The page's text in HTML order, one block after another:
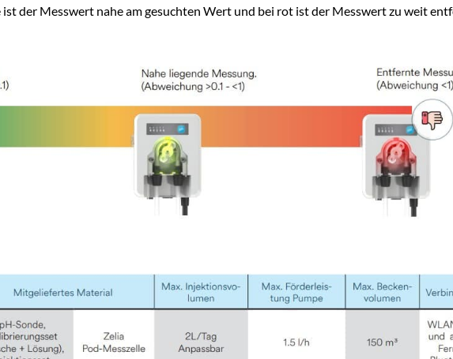
ist der Messwert nahe am gesuchten Wert und bei rot ist der Messwert zu weit